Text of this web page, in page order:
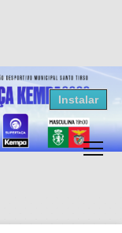
Instalar